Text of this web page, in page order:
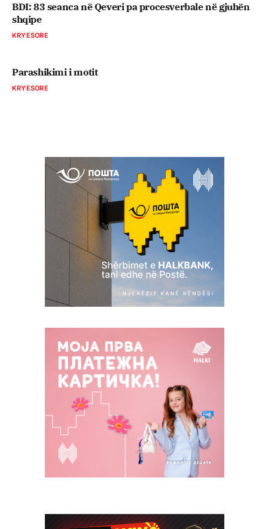
BDI: 83 seanca në Qeveri pa procesverbale në gjuhën
shqipe
KRYESORE
Parashikimi i motit
KRYESORE